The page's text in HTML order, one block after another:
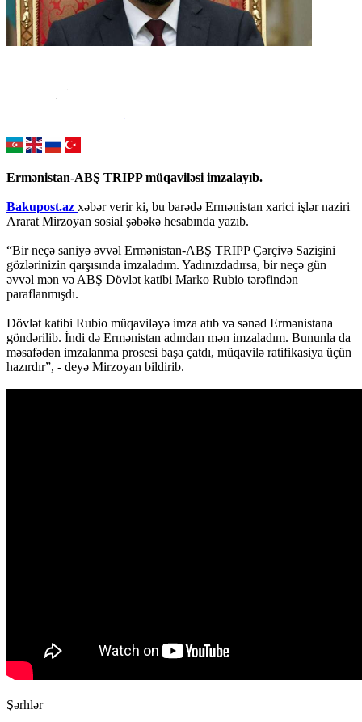
Ermənistan-ABŞ TRIPP müqaviləsi imzalayıb.
Bakupost.az xəbər verir ki, bu barədə Ermənistan xarici işlər naziri
Ararat Mirzoyan sosial şəbəkə hesabında yazıb.
“Bir neçə saniyə əvvəl Ermənistan-ABŞ TRIPP Çərçivə Sazişini
gözlərinizin qarşısında imzaladım. Yadınızdadırsa, bir neçə gün
əvvəl mən və ABŞ Dövlət katibi Marko Rubio tərəfindən
paraflanmışdı.
Dövlət katibi Rubio müqaviləyə imza atıb və sənəd Ermənistana
göndərilib. İndi də Ermənistan adından mən imzaladım. Bununla da
məsafədən imzalanma prosesi başa çatdı, müqavilə ratifikasiya üçün
hazırdır”, - deyə Mirzoyan bildirib.
Şərhlər